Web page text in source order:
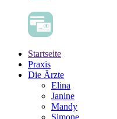
Startseite
Praxis
Die Ärzte
Elina
Janine
Mandy
Simone